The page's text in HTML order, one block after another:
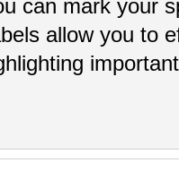
can mark your
allow you to